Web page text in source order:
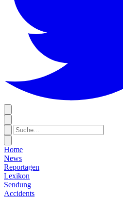
Home
News
Reportagen
Lexikon
Sendung
Accidents